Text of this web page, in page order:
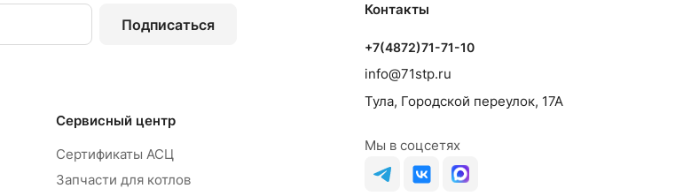
Подписаться
Сервисный центр
Сертификаты АСЦ
Запчасти для котлов
Контакты
+7(4872)71-71-10
info@71stp.ru
Тула, Городской переулок, 17А
Мы в соцсетях